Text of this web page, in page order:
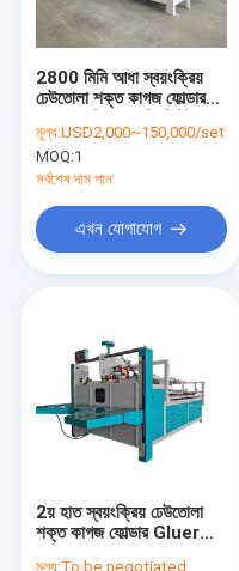
VR প্রদর্শন
আমাদের সম্পর্কে
2800 মিমি আধা স্বয়ংক্রিয়
ঢেউতোলা শক্ত কাগজ ফোল্ডার
মূল্য:USD2,000~150,000/set
MOQ:1
সর্বশেষ দাম পান
এখন যোগাযোগ
2য় হাত স্বয়ংক্রিয় ঢেউতোলা
শক্ত কাগজ ফোল্ডার Gluer
মূল্য:To be negotiated